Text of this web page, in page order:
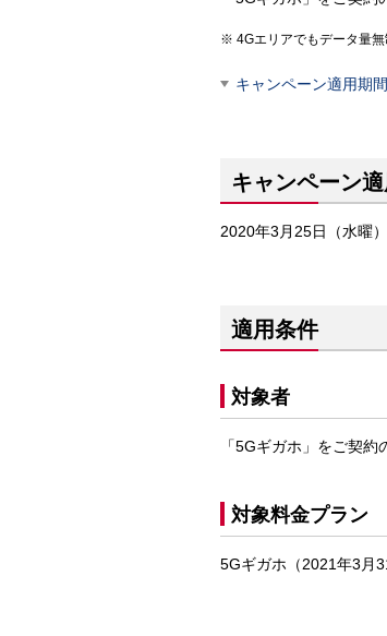
4Gエリアでもデータ量無
キャンペーン適用期間
キャンペーン
2020年3月25日（水曜
適用条件
対象者
「5Gギガホ」をご契約
対象料金プラン
5Gギガホ（2021年3月